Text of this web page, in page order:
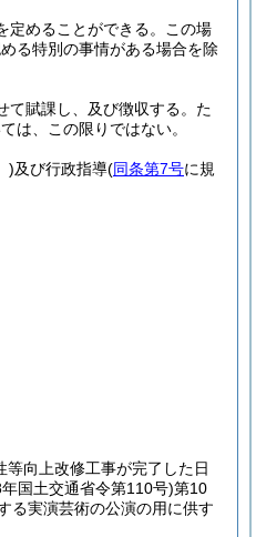
めることができる。
この場
る特別の事情がある場合を除
賦課し、及び徴収する。 た
は、この限りではない。
)及び行政指導(同条第7号に規
向上改修工事が完了した日
国土交通省令第110号)第10
る実演芸術の公演の用に供す